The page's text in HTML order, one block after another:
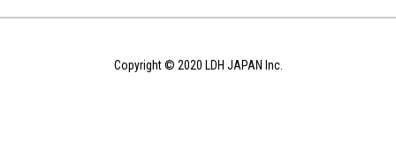
Copyright © 2020 LDH JAPAN Inc.